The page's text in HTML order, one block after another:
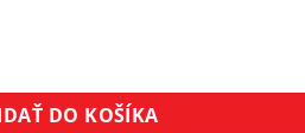
BLASTER DLX
DO KOŠÍKA